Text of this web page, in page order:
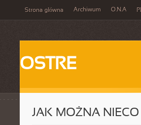
Strona główna Archiwum O.N.A
OSTRE
JAK MOŻNA